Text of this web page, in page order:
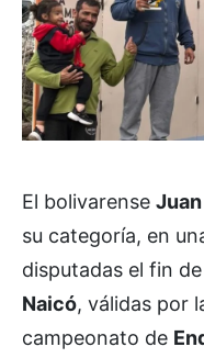
El bolivarense
su categoría, en
disputadas el fin
Naicó, válidas por
campeonato de